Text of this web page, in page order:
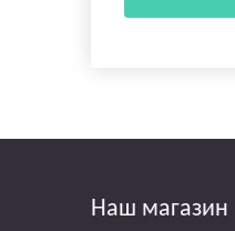
Наш магазин